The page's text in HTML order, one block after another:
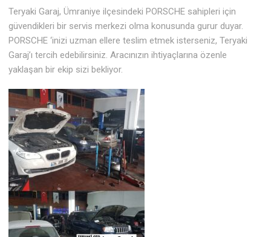
Teryaki Garaj, Ümraniye ilçesindeki PORSCHE sahipleri için
güvendikleri bir servis merkezi olma konusunda gurur duyar.
PORSCHE ‘inizi uzman ellere teslim etmek isterseniz, Teryaki
Garaj’ı tercih edebilirsiniz. Aracınızın ihtiyaçlarına özenle
yaklaşan bir ekip sizi bekliyor.